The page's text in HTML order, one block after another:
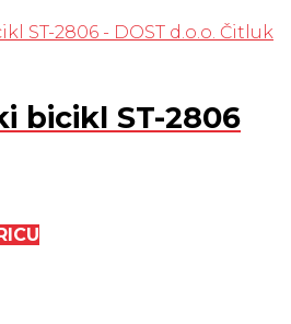
bicikl ST-2806